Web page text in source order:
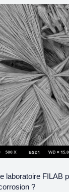
laboratoire FILAB
?